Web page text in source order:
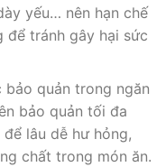
yếu… nên hạn chế
để tránh gây hại sức
quản trong ngăn
bảo quản tối đa
lâu dễ hư hỏng,
chất trong món ăn.